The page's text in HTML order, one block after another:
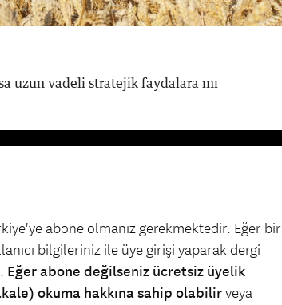
uzun vadeli stratejik faydalara mı
abone olmanız gerekmektedir. Eğer bir
bilgileriniz ile üye girişi yaparak dergi
Eğer abone değilseniz ücretsiz üyelik
okuma hakkına sahip olabilirveya